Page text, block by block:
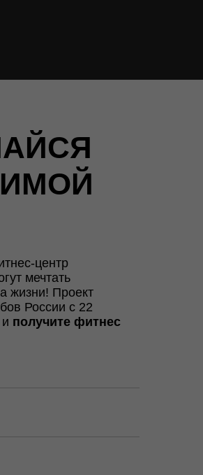
центр
мечтать
жизни! Проект
России с 22
получите фитнес